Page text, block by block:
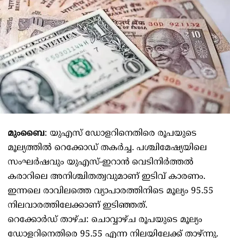
മുംബൈ: യുഎസ് ഡോളറിനെതിരെ രൂപയുടെ
മൂല്യത്തിൽ റെക്കോഡ് തകർച്ച. പശ്ചിമേഷ്യയിലെ
സംഘർഷവും യുഎസ്-ഇറാൻ വെടിനിർത്തൽ
കരാറിലെ അനിശ്ചിതത്വവുമാണ് ഇടിവ് കാരണം.
ഇന്നലെ രാവിലത്തെ വ്യാപാരത്തിനിടെ മൂല്യം 95.55
നിലവാരത്തിലേക്കാണ് ഇടിഞ്ഞത്.
റെക്കോർഡ് താഴ്ച: ചൊവ്വാഴ്ച രൂപയുടെ മൂല്യം
ഡോളറിനെതിരെ 95.55 എന്ന നിലയിലേക്ക് താഴ്ന്നു.